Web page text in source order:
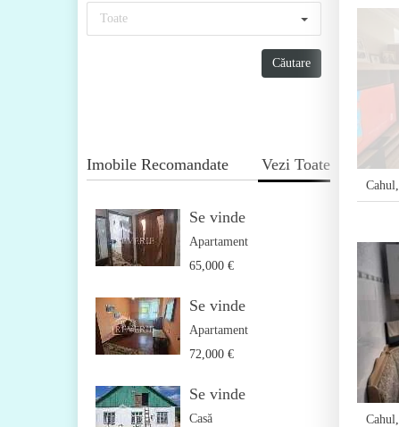
Toate
Imobile Recomandate Vezi Toate
Se vinde
Apartament
65,000 €
Se vinde
Apartament
72,000 €
Se vinde
Casă
Cahul,
Cahul,